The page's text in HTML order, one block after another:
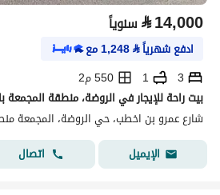
⃁14,000 سنوياً
ادفع شهرياً⃁
1,248مع
3
1
550 م2
بيت راحة للإيجار في الروضة، منطقة المجمعة
شارع عمرو بن اخطب، حي الروضة، المجمعة
الإيميل
اتصال